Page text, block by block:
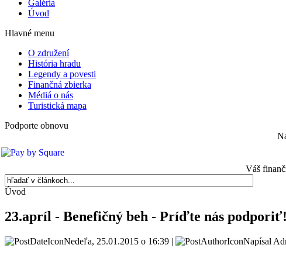
Galéria
Úvod
Hlavné menu
O združení
História hradu
Legendy a povesti
Finančná zbierka
Médiá o nás
Turistická mapa
Podporte obnovu
Váš
Úvod
23.apríl - Benefičný beh - Príďte nás podporiť!
Nedeľa, 25.01.2015 o 16:39 | Napísal